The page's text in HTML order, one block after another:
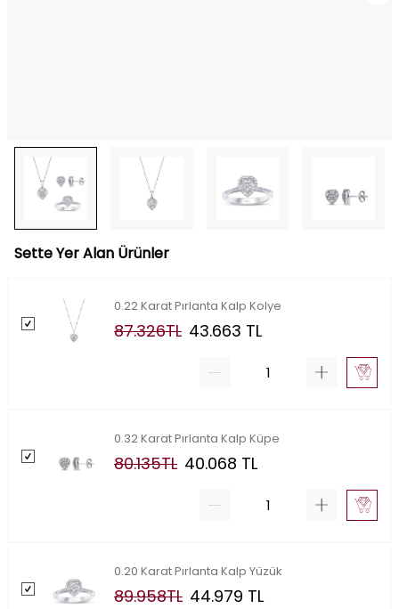
Sette Yer Alan Ürünler
0.22 Karat Pırlanta Kalp Kolye
87.326TL 43.663 TL
0.32 Karat Pırlanta Kalp Küpe
80.135TL 40.068 TL
0.20 Karat Pırlanta Kalp Yüzük
89.958TL 44.979 TL